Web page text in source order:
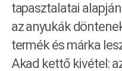
tapasztalatai
az anyukák
termék és márka
Akad kettő kivétel: